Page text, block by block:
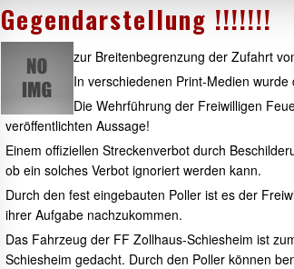
Gegendarstellung !!!!!!!
zur Breitenbegrenzung der Zufahrt
In verschiedenen Print-Medien
Die Wehrführung der Freiwilligen
veröffentlichten Aussage!
Einem offiziellen Streckenverbot durch
ob ein solches Verbot ignoriert werden kann.
Durch den fest eingebauten Poller ist es der
ihrer Aufgabe nachzukommen.
Das Fahrzeug der FF Zollhaus-Schiesheim ist
Schiesheim gedacht. Durch den Poller können